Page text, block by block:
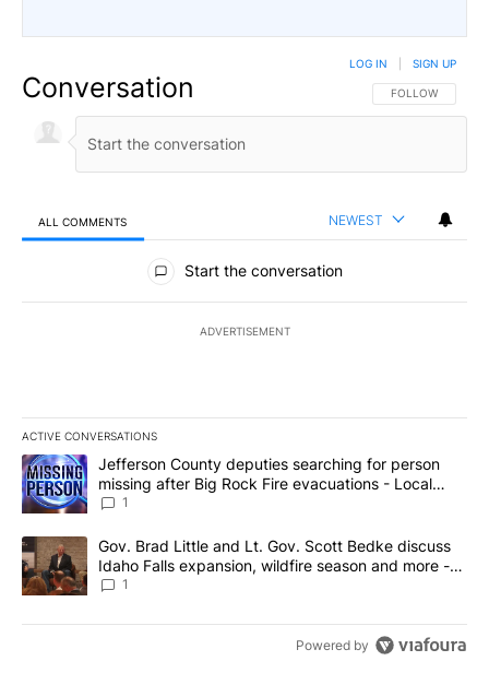
Conversation FOLLOW THIS
FOLLOW
LOG IN SIGN UP
ALL COMMENTS NEWEST
All Comments
Start the conversation
ADVERTISEMENT
ACTIVE CONVERSATIONS
The following is a list of the most commented articles in the last
A trending article titled "Jefferson County deputies searching
Jefferson County deputies searching for person
missing after Big Rock Fire evacuations - Local
News 8
1
A trending article titled "Gov. Brad Little and Lt. Gov. Scott
Gov. Brad Little and Lt. Gov. Scott Bedke discuss
Idaho Falls expansion, wildfire season and more -
Local News 8
1
Powered by